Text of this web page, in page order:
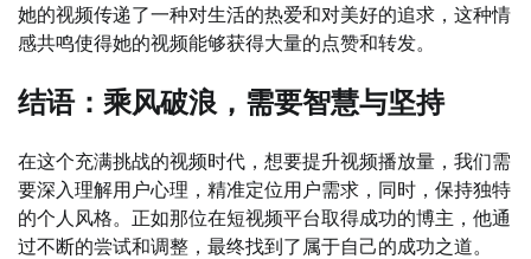
她的视频传递了一种对生活的热爱和对美好的追求，这种情
感共鸣使得她的视频能够获得大量的点赞和转发。
结语：乘风破浪，需要智慧与坚持
在这个充满挑战的视频时代，想要提升视频播放量，我们需
要深入理解用户心理，精准定位用户需求，同时，保持独特
的个人风格。正如那位在短视频平台取得成功的博主，他通
过不断的尝试和调整，最终找到了属于自己的成功之道。